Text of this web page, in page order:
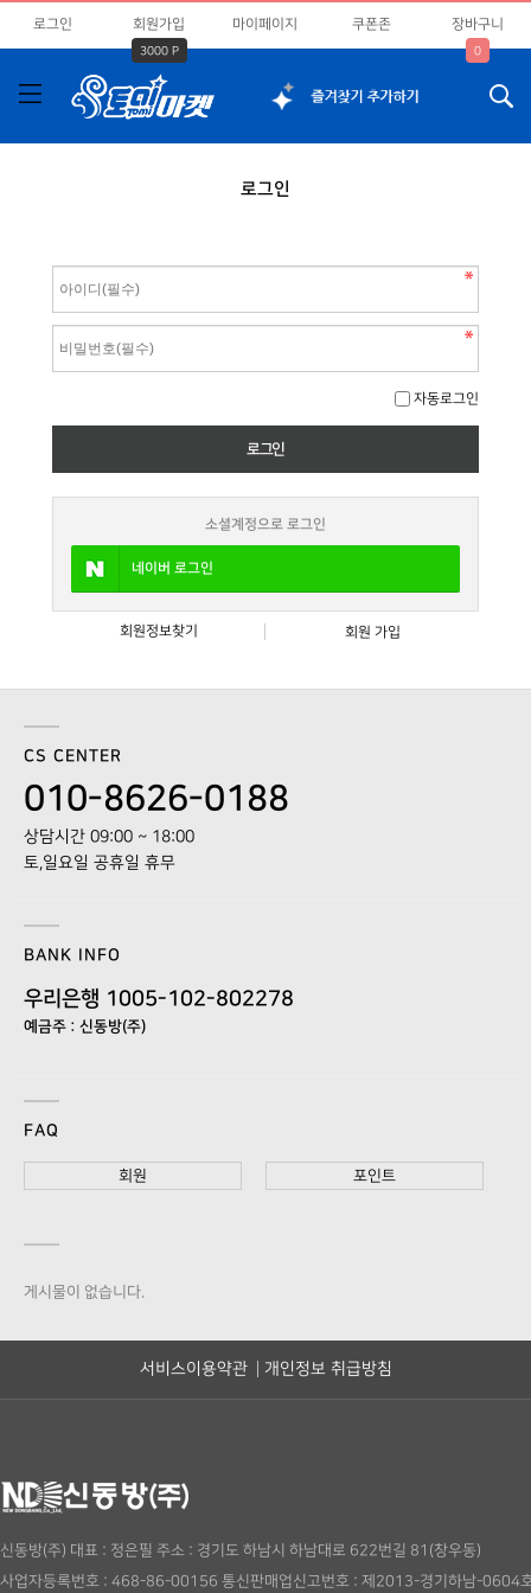
로그인 회원가입
3000 P
마이페이지 쿠폰존 장바구니
0
로그인
자동로그인
소셜계정으로 로그인
네이버 로그인
회원정보찾기 회원 가입
CS CENTER
010-8626-0188
상담시간 09:00 ~ 18:00
토,일요일 공휴일 휴무
BANK INFO
우리은행 1005-102-802278
예금주 : 신동방(주)
FAQ
회원 포인트
게시물이 없습니다.
서비스이용약관 개인정보 취급방침
신동방(주) 대표 : 정은필 주소 : 경기도 하남시 하남대로 622번길 81(창우동)
사업자등록번호 : 468-86-00156 통신판매업신고번호 : 제2013-경기하남-0604